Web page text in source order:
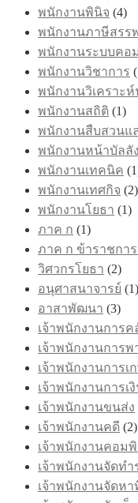
พนักงานพินิจ (4)
พนักงานภาษีสรร
พนักงานระบบคอ
พนักงานวิชาการ
พนักงานวิเคราะห์
พนักงานสถิติ (1)
พนักงานสืบสวนแ
พนักงานหน้าบัลลั
พนักงานเทคนิค
พนักงานเทศกิจ (2)
พนักงานโยธา (1)
ภาค ก (1)
ภาค ก ข้าราชกา
วิศวกรโยธา (2)
อนุศาสนาจารย์ (1)
อาสาพัฒนา (3)
เจ้าพนักงานการค
เจ้าพนักงานการ
เจ้าพนักงานการเ
เจ้าพนักงานการเ
เจ้าพนักงานขนส่ง
เจ้าพนักงานคดี (2)
เจ้าพนักงานคอมพิ
เจ้าพนักงานจัดทำ
เจ้าพนักงานจัดห